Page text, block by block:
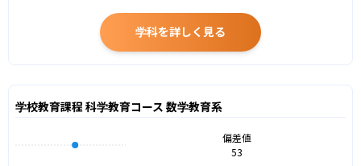
学科を詳しく見る
学校教育課程 科学教育コース 数学教育系
偏差値
53